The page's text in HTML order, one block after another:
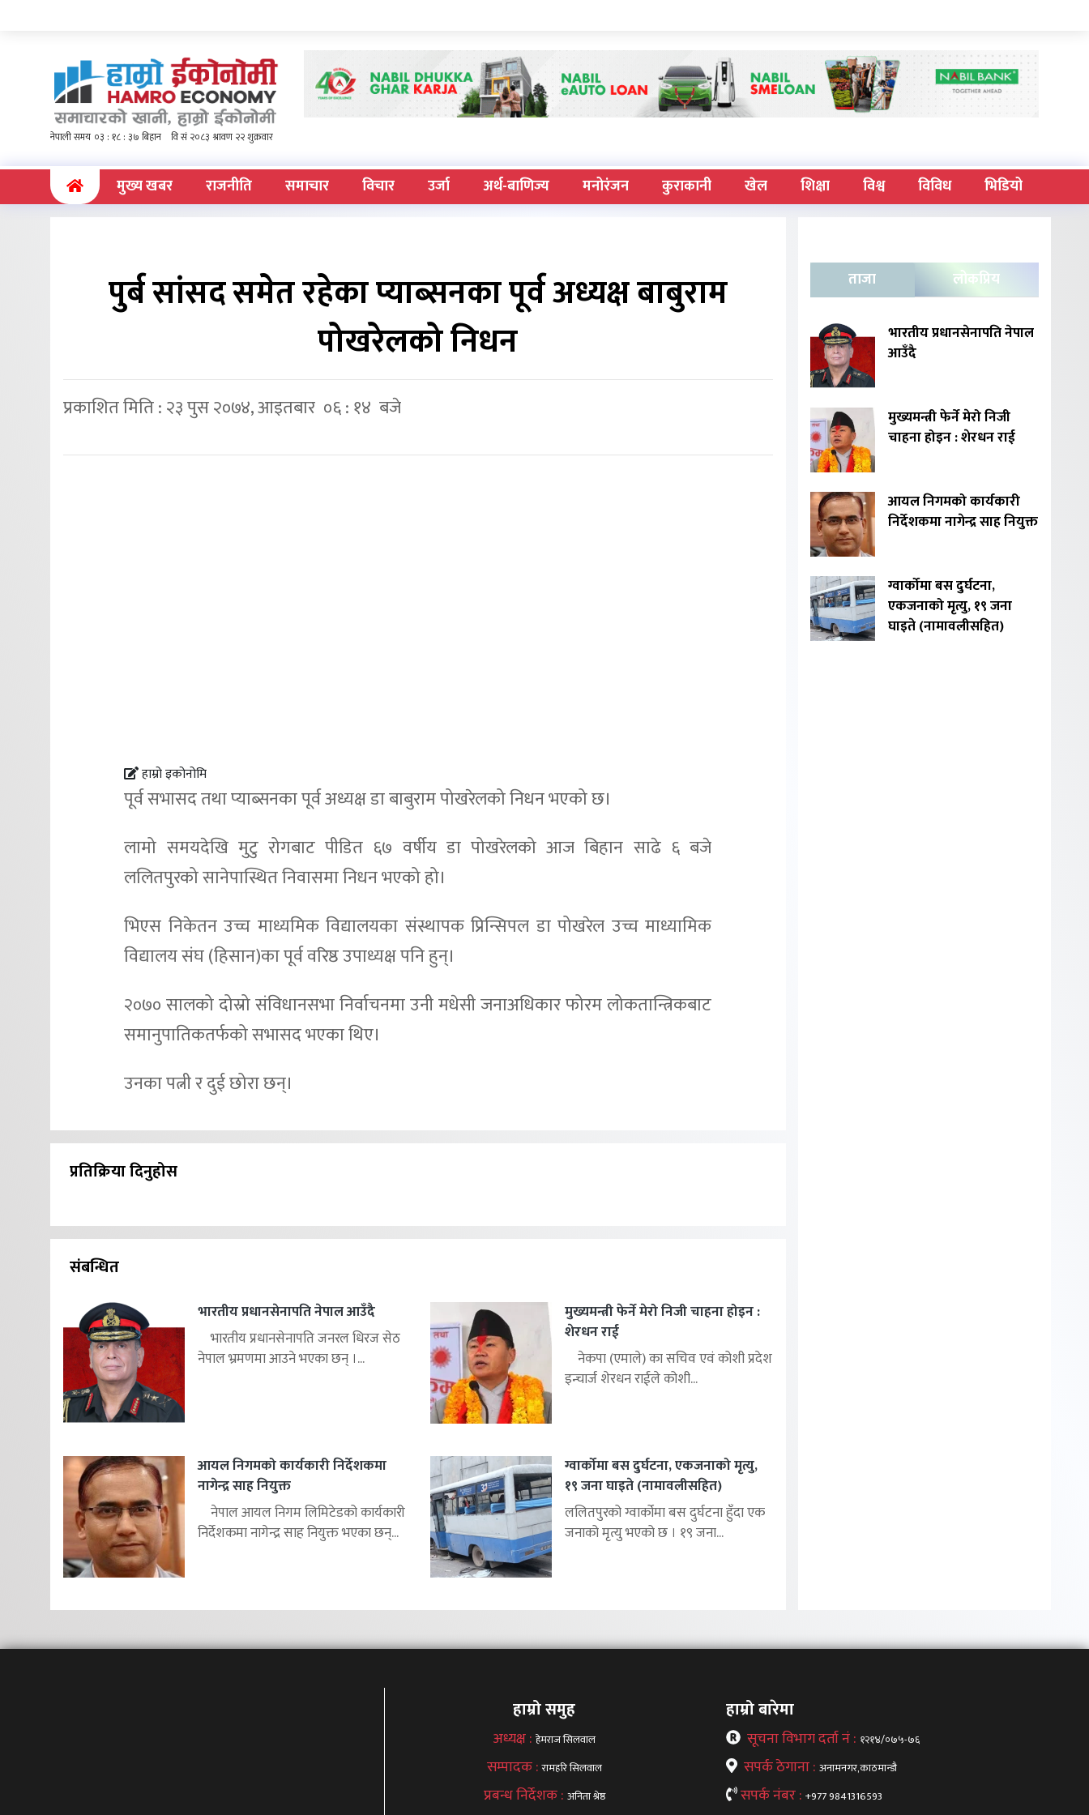
(current)मुख्य खबर राजनीति समाचार विचार उर्जा अर्थ-बाणिज्य मनोरंजन कुराकानी खेल शिक्षा विश्व विविध भिडियो
पुर्ब सांसद समेत रहेका प्याब्सनका पूर्व अध्यक्ष बाबुराम
पोखरेलको निधन
प्रकाशित मिति : २३ पुस २०७४, आइतबार ०६ : १४ बजे
हाम्रो इकोनोमि
पूर्व सभासद तथा प्याब्सनका पूर्व अध्यक्ष डा बाबुराम पोखरेलको निधन भएको छ।
लामो समयदेखि मुटु रोगबाट पीडित ६७ वर्षीय डा पोखरेलको आज बिहान साढे ६ बजे
ललितपुरको सानेपास्थित निवासमा निधन भएको हो।
भिएस निकेतन उच्च माध्यमिक विद्यालयका संस्थापक प्रिन्सिपल डा पोखरेल उच्च माध्यामिक
विद्यालय संघ (हिसान)का पूर्व वरिष्ठ उपाध्यक्ष पनि हुन्।
२०७० सालको दोस्रो संविधानसभा निर्वाचनमा उनी मधेसी जनाअधिकार फोरम लोकतान्त्रिकबाट
समानुपातिकतर्फको सभासद भएका थिए।
उनका पत्नी र दुई छोरा छन्।
प्रतिक्रिया दिनुहोस
संबन्धित
भारतीय प्रधानसेनापति नेपाल आउँदै
भारतीय प्रधानसेनापति जनरल धिरज सेठ
नेपाल भ्रमणमा आउने भएका छन् ।...
मुख्यमन्त्री फेर्ने मेरो निजी चाहना होइन :
शेरधन राई
नेकपा (एमाले) का सचिव एवं कोशी प्रदेश
इन्चार्ज शेरधन राईले कोशी...
आयल निगमको कार्यकारी निर्देशकमा
नागेन्द्र साह नियुक्त
नेपाल आयल निगम लिमिटेडको कार्यकारी
निर्देशकमा नागेन्द्र साह नियुक्त भएका छन्...
ग्वार्कोमा बस दुर्घटना, एकजनाको मृत्यु,
१९ जना घाइते (नामावलीसहित)
ललितपुरको ग्वार्कोमा बस दुर्घटना हुँदा एक
जनाको मृत्यु भएको छ । १९ जना...
ताजा लोकप्रिय
भारतीय प्रधानसेनापति नेपाल
आउँदै
मुख्यमन्त्री फेर्ने मेरो निजी
चाहना होइन : शेरधन राई
आयल निगमको कार्यकारी
निर्देशकमा नागेन्द्र साह नियुक्त
ग्वार्कोमा बस दुर्घटना,
एकजनाको मृत्यु, १९ जना
घाइते (नामावलीसहित)
हाम्रो समुह
अध्यक्ष :हेमराज सिलवाल
सम्पादक :रामहरि सिलवाल
प्रबन्ध निर्देशक : अनिता श्रेष्ठ
हाम्रो बारेमा
सूचना विभाग दर्ता नं : १२१४/०७५-७६
सपर्क ठेगाना : अनामनगर,काठमान्डौ
सपर्क नंबर : +977 9841316593